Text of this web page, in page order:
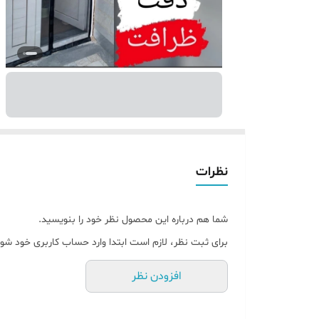
نظرات
شما هم درباره این محصول نظر خود را بنویسید.
برای ثبت نظر، لازم است ابتدا وارد حساب کاربری خود
افزودن نظر